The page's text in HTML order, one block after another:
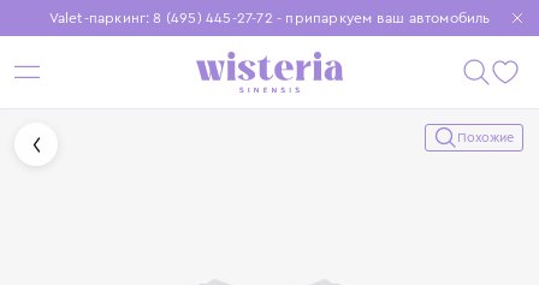
Valet-паркинг: 8 (495) 445-27-72 - припаркуем ваш автомобиль
Бесплатная доставка при заказе от 15 000 ₽
Установите приложение, чтобы покупки были еще удобнее
Похожие